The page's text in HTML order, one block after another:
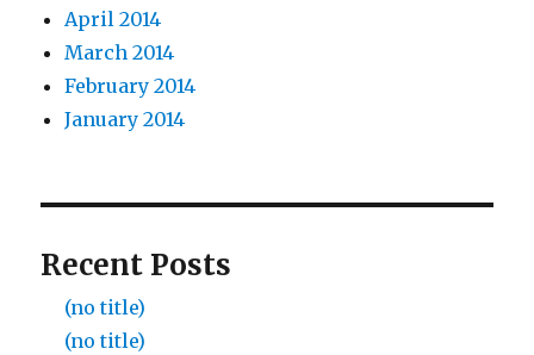
April 2014
March 2014
February 2014
January 2014
Recent Posts
(no title)
(no title)